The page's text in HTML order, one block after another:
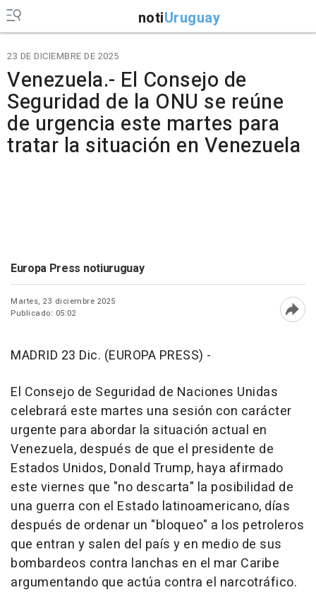
notiUruguay
23 DE DICIEMBRE DE 2025
Venezuela.- El Consejo de
Seguridad de la ONU se reúne
de urgencia este martes para
tratar la situación en Venezuela
Europa Press notiuruguay
Martes, 23 diciembre 2025
Publicado: 05:02
MADRID 23 Dic. (EUROPA PRESS) -
El Consejo de Seguridad de Naciones Unidas
celebrará este martes una sesión con carácter
urgente para abordar la situación actual en
Venezuela, después de que el presidente de
Estados Unidos, Donald Trump, haya afirmado
este viernes que "no descarta" la posibilidad de
una guerra con el Estado latinoamericano, días
después de ordenar un "bloqueo" a los petroleros
que entran y salen del país y en medio de sus
bombardeos contra lanchas en el mar Caribe
argumentando que actúa contra el narcotráfico.